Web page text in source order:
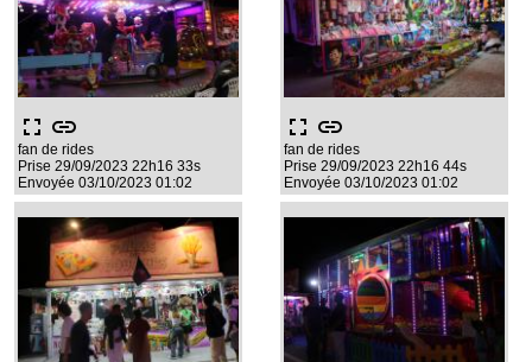
fullscreen link
fan de rides
Prise 29/09/2023 22h16 33s
Envoyée 03/10/2023 01:02
fullscreen link
fan de rides
Prise 29/09/2023 22h16 44s
Envoyée 03/10/2023 01:02